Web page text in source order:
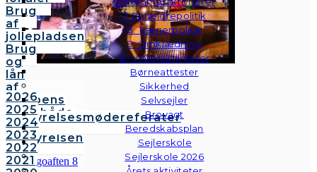
7. Forældrepolitik
8. Trænerpolitik
9. Omklædning
12. Vinteraktiviteter
Børneattester
Sikkerhed
Selvsejler
Brovagt
Beredskabsplan
Sejlerskole
Sejlerskole 2026
Brug
af
jollepladsen
Brug
og
lån
af
klubbens
følgebåde
Vedtægter
Bestyrelsen
Bestyrelsesmødereferater
2026
2025
2024
2023
2022
2021